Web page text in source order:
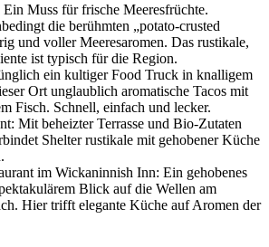
Muss für frische Meeresfrüchte.
die berühmten „potato-crusted
und voller Meeresaromen. Das rustikale,
ist typisch für die Region.
ein kultiger Food Truck in knalligem
Ort unglaublich aromatische Tacos mit
Fisch. Schnell, einfach und lecker.
Mit beheizter Terrasse und Bio-Zutaten
Shelter rustikale mit gehobener Küche
im Wickaninnish Inn: Ein gehobenes
Blick auf die Wellen am
Hier trifft elegante Küche auf Aromen der